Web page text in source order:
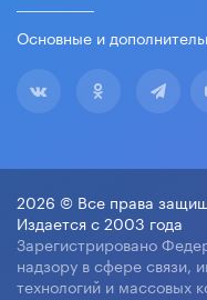
Основные и
2026 © Все права
Издается с 2003 года
Зарегистрировано
надзору в сфере связи,
технологий и массовых